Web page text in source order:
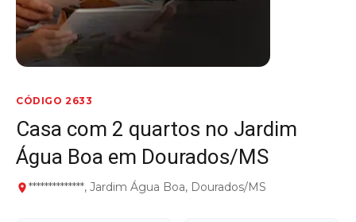
CÓDIGO 2633
Casa com 2 quartos no Jardim
Água Boa em Dourados/MS
**************, Jardim Água Boa, Dourados/MS